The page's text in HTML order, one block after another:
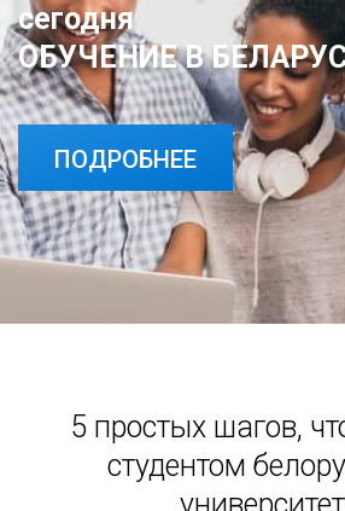
сегодня
ОБУЧЕНИЕ В
ПОДРОБНЕЕ
5 простых шагов,
студентом